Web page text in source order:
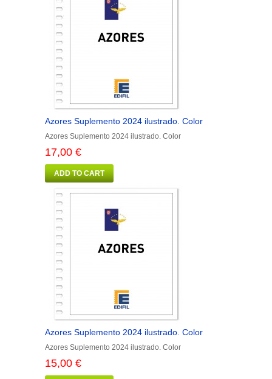
Azores Suplemento 2024 ilustrado. Color
Azores Suplemento 2024 ilustrado. Color
17,00 €
ADD TO CART
Azores Suplemento 2024 ilustrado. Color
Azores Suplemento 2024 ilustrado. Color
15,00 €